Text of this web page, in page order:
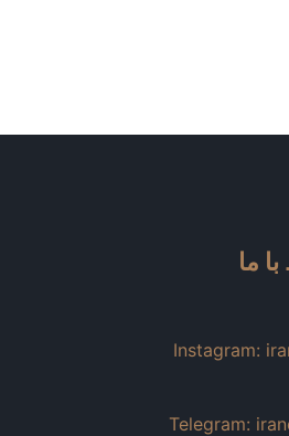
ما
Instagram:
Telegram: